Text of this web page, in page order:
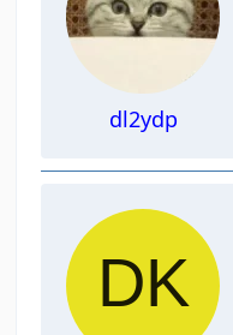
dl2ydp